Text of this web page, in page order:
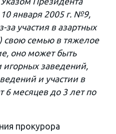
января 2005 г. №9,
участия в азартных
свою семью в тяжелое
оно может быть
игорных заведений,
и участии в
6 месяцев до 3 лет по
прокурора